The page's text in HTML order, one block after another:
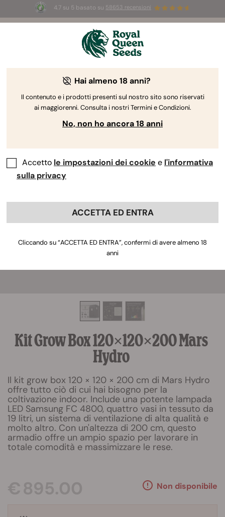
4.7 su 5 basato su 58653 recensioni
Summer Sales:Fino al 50% di sconto
su prodotti selezionati! ⏤
Kit Grow Box 120×120×200 Mars
Hydro
Il kit grow box 120 × 120 × 200 cm di Mars Hydro
offre tutto ciò di cui hai bisogno per la
coltivazione indoor. Include una potente lampada
LED Samsung FC 4800, quattro vasi in tessuto da
19 litri, un sistema di ventilazione di alta qualità e
molto altro. Con un'altezza di 200 cm, questo
armadio offre un ampio spazio per lavorare in
totale comodità e massimizzare le rese.
Non disponibile
Hai almeno 18 anni?
Il contenuto e i prodotti presenti sul nostro sito sono riservati
ai maggiorenni. Consulta i nostri Termini e Condizioni.
No, non ho ancora 18 anni
Accetto le impostazioni dei cookie e l'informativa
sulla privacy
ACCETTA ED ENTRA
Cliccando su “ACCETTA ED ENTRA”, confermi di avere almeno 18
anni